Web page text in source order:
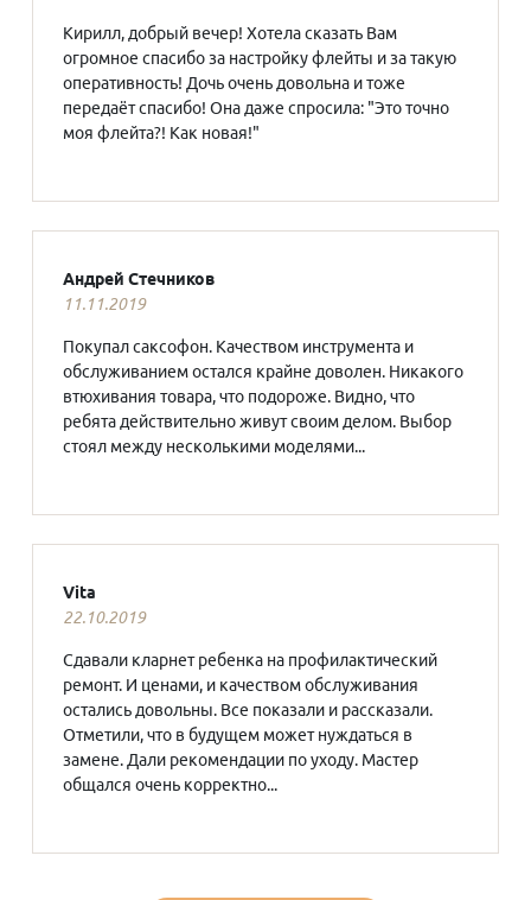
Кирилл, добрый вечер! Хотела сказать Вам
огромное спасибо за настройку флейты и за такую
оперативность! Дочь очень довольна и тоже
передаёт спасибо! Она даже спросила: "Это точно
моя флейта?! Как новая!"
Андрей Стечников
11.11.2019
Покупал саксофон. Качеством инструмента и
обслуживанием остался крайне доволен. Никакого
втюхивания товара, что подороже. Видно, что
ребята действительно живут своим делом. Выбор
стоял между несколькими моделями...
Vita
22.10.2019
Сдавали кларнет ребенка на профилактический
ремонт. И ценами, и качеством обслуживания
остались довольны. Все показали и рассказали.
Отметили, что в будущем может нуждаться в
замене. Дали рекомендации по уходу. Мастер
общался очень корректно...